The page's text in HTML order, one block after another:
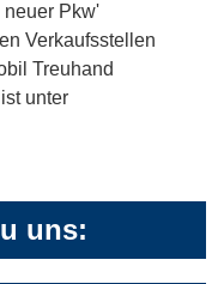
neuer Pkw'
Verkaufsstellen
Treuhand
unter
uns: